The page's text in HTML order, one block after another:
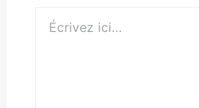
ici…